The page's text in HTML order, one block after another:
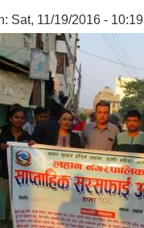
Sat, 11/19/2016 - 10:19